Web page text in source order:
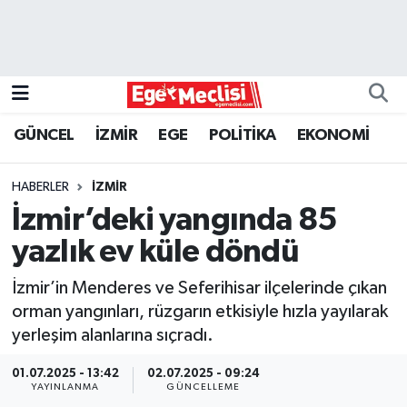
GÜNCEL İZMİR EGE POLİTİKA EKONOMİ
HABERLER İZMİR
İzmir’deki yangında 85
yazlık ev küle döndü
İzmir’in Menderes ve Seferihisar ilçelerinde çıkan
orman yangınları, rüzgarın etkisiyle hızla yayılarak
yerleşim alanlarına sıçradı.
01.07.2025 - 13:42
YAYINLANMA
02.07.2025 - 09:24
GÜNCELLEME
GÜNCEL
İZMİR
ÖZEL HABER
Programlar
SPOR